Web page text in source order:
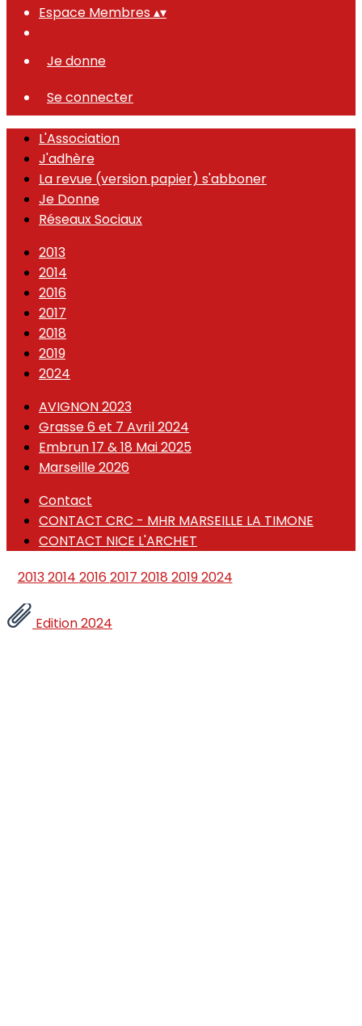
Espace Membres ▴▾
Je donne
Se connecter
L'Association
J'adhère
La revue (version papier) s'abboner
Je Donne
Réseaux Sociaux
2013
2014
2016
2017
2018
2019
2024
AVIGNON 2023
Grasse 6 et 7 Avril 2024
Embrun 17 & 18 Mai 2025
Marseille 2026
Contact
CONTACT CRC - MHR MARSEILLE LA TIMONE
CONTACT NICE L'ARCHET
20132014 20162017 2018 20192024
Edition 2024